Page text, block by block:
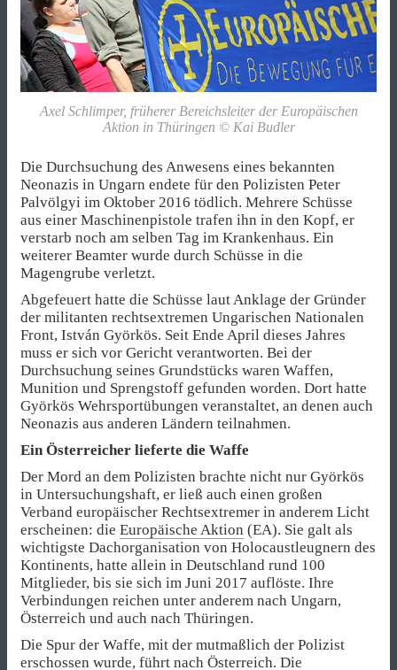
Axel Schlimper, früherer Bereichsleiter der Europäischen
Aktion in Thüringen © Kai Budler
Die Durchsuchung des Anwesens eines bekannten
Neonazis in Ungarn endete für den Polizisten Peter
Palvölgyi im Oktober 2016 tödlich. Mehrere Schüsse
aus einer Maschinenpistole trafen ihn in den Kopf, er
verstarb noch am selben Tag im Krankenhaus. Ein
weiterer Beamter wurde durch Schüsse in die
Magengrube verletzt.
Abgefeuert hatte die Schüsse laut Anklage der Gründer
der militanten rechtsextremen Ungarischen Nationalen
Front, István Györkös. Seit Ende April dieses Jahres
muss er sich vor Gericht verantworten. Bei der
Durchsuchung seines Grundstücks waren Waffen,
Munition und Sprengstoff gefunden worden. Dort hatte
Györkös Wehrsportübungen veranstaltet, an denen auch
Neonazis aus anderen Ländern teilnahmen.
Ein Österreicher lieferte die Waffe
Der Mord an dem Polizisten brachte nicht nur Györkös
in Untersuchungshaft, er ließ auch einen großen
Verband europäischer Rechtsextremer in anderem Licht
erscheinen: die Europäische Aktion (EA). Sie galt als
wichtigste Dachorganisation von Holocaustleugnern des
Kontinents, hatte allein in Deutschland rund 100
Mitglieder, bis sie sich im Juni 2017 auflöste. Ihre
Verbindungen reichen unter anderem nach Ungarn,
Österreich und auch nach Thüringen.
Die Spur der Waffe, mit der mutmaßlich der Polizist
erschossen wurde, führt nach Österreich. Die